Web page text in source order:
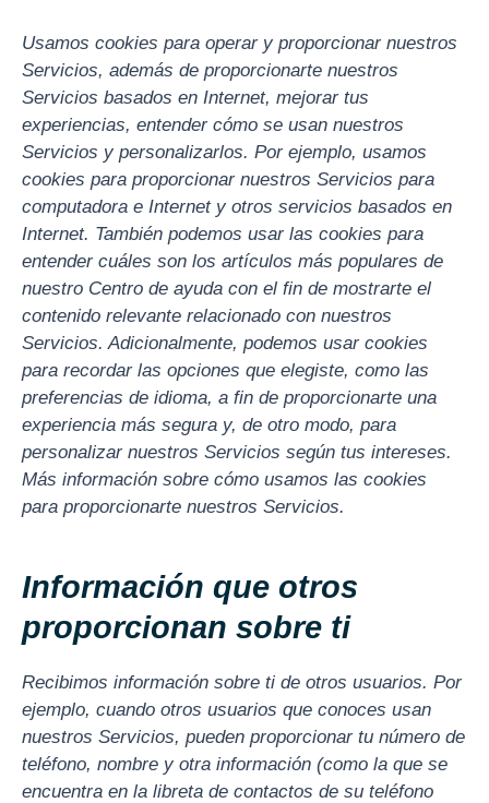
Usamos cookies para operar y proporcionar nuestros
Servicios, además de proporcionarte nuestros
Servicios basados en Internet, mejorar tus
experiencias, entender cómo se usan nuestros
Servicios y personalizarlos. Por ejemplo, usamos
cookies para proporcionar nuestros Servicios para
computadora e Internet y otros servicios basados en
Internet. También podemos usar las cookies para
entender cuáles son los artículos más populares de
nuestro Centro de ayuda con el fin de mostrarte el
contenido relevante relacionado con nuestros
Servicios. Adicionalmente, podemos usar cookies
para recordar las opciones que elegiste, como las
preferencias de idioma, a fin de proporcionarte una
experiencia más segura y, de otro modo, para
personalizar nuestros Servicios según tus intereses.
Más información sobre cómo usamos las cookies
para proporcionarte nuestros Servicios.
Información que otros
proporcionan sobre ti
Recibimos información sobre ti de otros usuarios. Por
ejemplo, cuando otros usuarios que conoces usan
nuestros Servicios, pueden proporcionar tu número de
teléfono, nombre y otra información (como la que se
encuentra en la libreta de contactos de su teléfono